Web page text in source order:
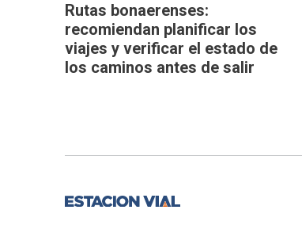
Rutas bonaerenses:
recomiendan planificar los
viajes y verificar el estado de
los caminos antes de salir